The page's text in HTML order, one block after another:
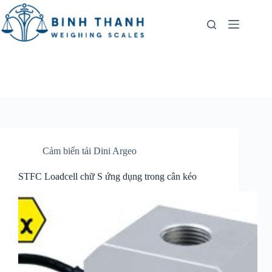
Skip
to
content
Cảm biến tải Dini Argeo
STFC Loadcell chữ S ứng dụng trong cân kéo